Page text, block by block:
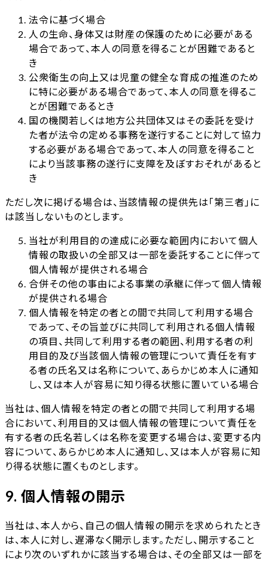
法令に基づく場合
人の生命、身体又は財産の保護のために必要がある
場合であって、本人の同意を得ることが困難であると
き
公衆衛生の向上又は児童の健全な育成の推進のため
に特に必要がある場合であって、本人の同意を得るこ
とが困難であるとき
国の機関若しくは地方公共団体又はその委託を受け
た者が法令の定める事務を遂行することに対して協力
する必要がある場合であって、本人の同意を得ること
により当該事務の遂行に支障を及ぼすおそれがあると
き
ただし次に掲げる場合は、当該情報の提供先は「第三者」に
は該当しないものとします。
当社が利用目的の達成に必要な範囲内において個人
情報の取扱いの全部又は一部を委託することに伴って
個人情報が提供される場合
合併その他の事由による事業の承継に伴って個人情報
が提供される場合
個人情報を特定の者との間で共同して利用する場合
であって、その旨並びに共同して利用される個人情報
の項目、共同して利用する者の範囲、利用する者の利
用目的及び当該個人情報の管理について責任を有す
る者の氏名又は名称について、あらかじめ本人に通知
し、又は本人が容易に知り得る状態に置いている場合
当社は、個人情報を特定の者との間で共同して利用する場
合において、利用目的又は個人情報の管理について責任を
有する者の氏名若しくは名称を変更する場合は、変更する内
容について、あらかじめ本人に通知し、又は本人が容易に知
り得る状態に置くものとします。
9. 個人情報の開示
当社は、本人から、自己の個人情報の開示を求められたとき
は、本人に対し、遅滞なく開示します。ただし、開示すること
により次のいずれかに該当する場合は、その全部又は一部を